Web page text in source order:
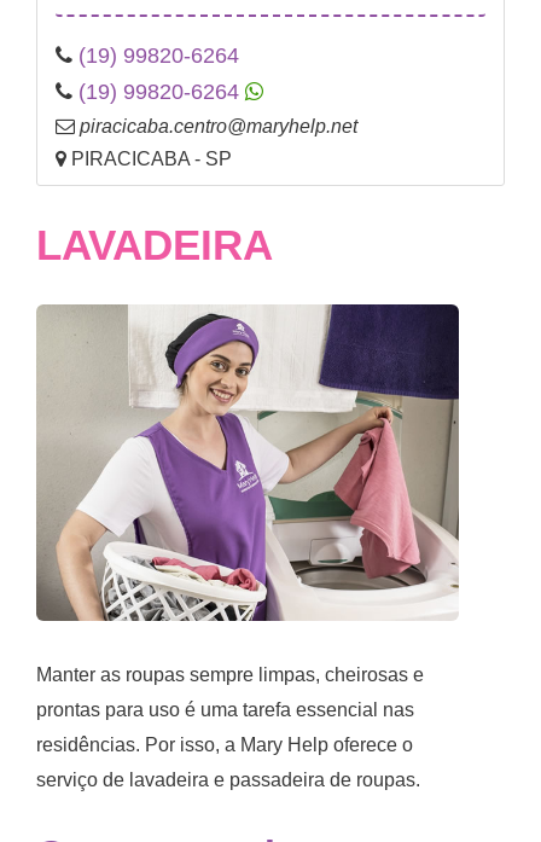
(19) 99820-6264
(19) 99820-6264
piracicaba.centro@maryhelp.net
PIRACICABA - SP
LAVADEIRA
Manter as roupas sempre limpas, cheirosas e
prontas para uso é uma tarefa essencial nas
residências. Por isso, a Mary Help oferece o
serviço de lavadeira e passadeira de roupas.